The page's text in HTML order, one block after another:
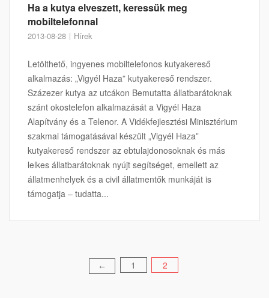
Ha a kutya elveszett, keressük meg
mobiltelefonnal
2013-08-28 Hírek
Letölthető, ingyenes mobiltelefonos kutyakereső
alkalmazás: „Vigyél Haza” kutyakereső rendszer.
Százezer kutya az utcákon Bemutatta állatbarátoknak
szánt okostelefon alkalmazását a Vigyél Haza
Alapítvány és a Telenor. A Vidékfejlesztési Minisztérium
szakmai támogatásával készült „Vigyél Haza”
kutyakereső rendszer az ebtulajdonosoknak és más
lelkes állatbarátoknak nyújt segítséget, emellett az
állatmenhelyek és a civil állatmentők munkáját is
támogatja – tudatta...
Bejegyzések ← 1 2